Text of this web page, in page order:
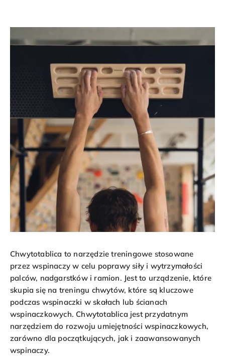
Chwytotablica to narzędzie treningowe stosowane
przez wspinaczy w celu poprawy siły i wytrzymałości
palców, nadgarstków i ramion. Jest to urządzenie, które
skupia się na treningu chwytów, które są kluczowe
podczas wspinaczki w skałach lub ścianach
wspinaczkowych. Chwytotablica jest przydatnym
narzędziem do rozwoju umiejętności wspinaczkowych,
zarówno dla początkujących, jak i zaawansowanych
wspinaczy.